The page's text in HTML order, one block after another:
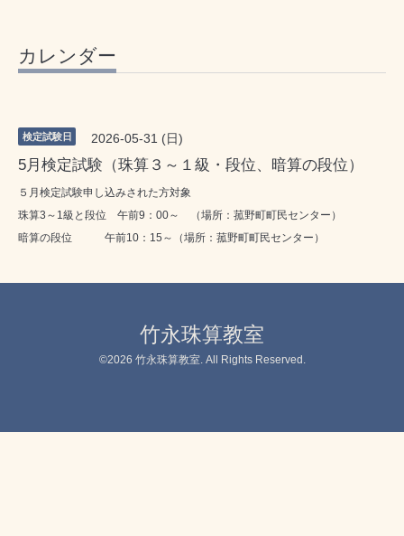
カレンダー
検定試験日 2026-05-31 (日)
5月検定試験（珠算３～１級・段位、暗算の段位）
５月検定試験申し込みされた方対象
珠算3～1級と段位 午前9：00～ （場所：菰野町町民センター）
暗算の段位 午前10：15～（場所：菰野町町民センター）
竹永珠算教室
©2026 竹永珠算教室. All Rights Reserved.